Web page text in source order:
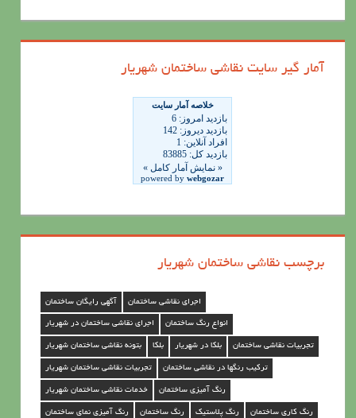
ش
ی
س
ن
آمار گیر سایت نقاشی ساختمان شهریار
برچسب نقاشی ساختمان شهریار
آگهی رایگان ساختمان اجرای نقاشی ساختمان
اجرای نقاشی ساختمان در شهریار انواع رنگ ساختمان
بتونه نقاشی ساختمان شهریار بلکا بلکا در شهریار تجربیات نقاشی ساختمان
تجربیات نقاشی ساختمان شهریار ترکیب رنگها در نقاشی ساختمان
خدمات نقاشی ساختمان شهریار رنگ آمیزی ساختمان
رنگ آمیزی نمای ساختمان رنگ ساختمان رنگ پلاستیک رنگ کاری ساختمان